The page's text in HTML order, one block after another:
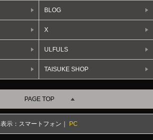
BLOG
X
ULFULS
TAISUKE SHOP
PAGE TOP
表示：スマートフォン｜ PC